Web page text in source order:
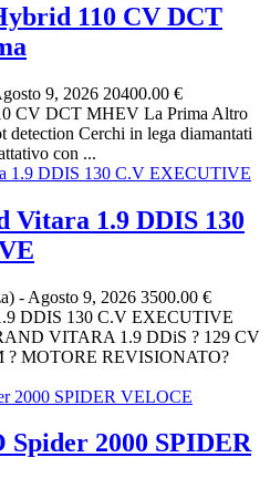
110 CV DCT
9, 2026 20400.00 €
CV DCT MHEV La Prima Altro
Cerchi in lega diamantati
con ...
Vitara 1.9 DDIS 130
- Agosto 9, 2026 3500.00 €
DDIS 130 C.V EXECUTIVE
VITARA 1.9 DDiS ? 129 CV
? MOTORE REVISIONATO?
2000 SPIDER